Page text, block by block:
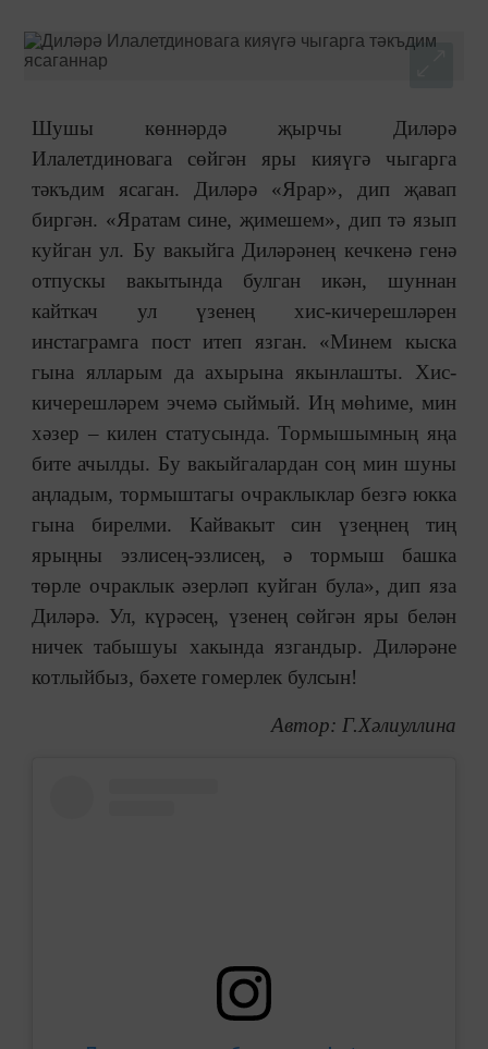
Шушы көннәрдә җырчы Диләрә
Илалетдиновага сөйгән яры кияүгә чыгарга
тәкъдим ясаган. Диләрә «Ярар», дип җавап
биргән. «Яратам сине, җимешем», дип тә язып
куйган ул. Бу вакыйга Диләрәнең кечкенә генә
отпускы вакытында булган икән, шуннан
кайткач ул үзенең хис-кичерешләрен
инстаграмга пост итеп язган. «Минем кыска
гына ялларым да ахырына якынлашты. Хис-
кичерешләрем эчемә сыймый. Иң мөһиме, мин
хәзер ‒ килен статусында. Тормышымның яңа
бите ачылды. Бу вакыйгалардан соң мин шуны
аңладым, тормыштагы очраклыклар безгә юкка
гына бирелми. Кайвакыт син үзеңнең тиң
ярыңны эзлисең-эзлисең, ә тормыш башка
төрле очраклык әзерләп куйган була», дип яза
Диләрә. Ул, күрәсең, үзенең сөйгән яры белән
ничек табышуы хакында язгандыр. Диләрәне
котлыйбыз, бәхете гомерлек булсын!
Автор: Г.Хәлиуллина